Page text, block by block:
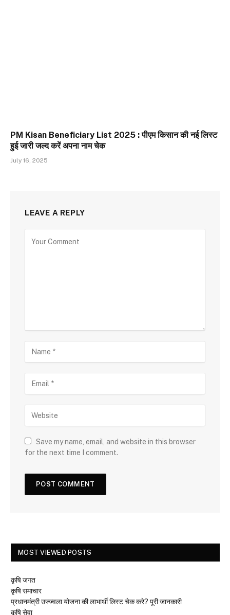
PM Kisan Beneficiary List 2025 : पीएम किसान की नई लिस्ट
हुई जारी जल्द करें अपना नाम चेक
July 16, 2025
LEAVE A REPLY
Save my name, email, and website in this browser
for the next time I comment.
MOST VIEWED POSTS
कृषि जगत
कृषि समाचार
प्रधानमंत्री उज्ज्वला योजना की लाभार्थी लिस्ट चेक करे? पूरी जानकारी
कृषि सेवा